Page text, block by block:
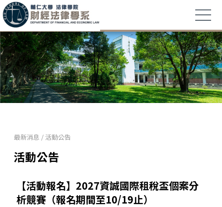
最新消息 / 活動公告
活動公告
【活動報名】2027資誠國際租稅盃個案分
析競賽（報名期間至10/19止）